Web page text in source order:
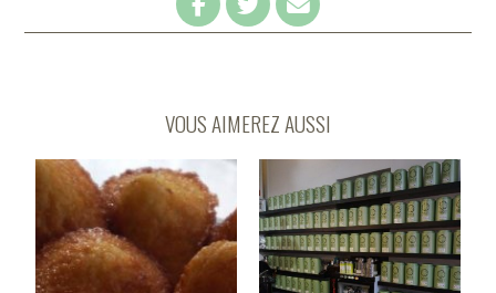
VOUS AIMEREZ AUSSI